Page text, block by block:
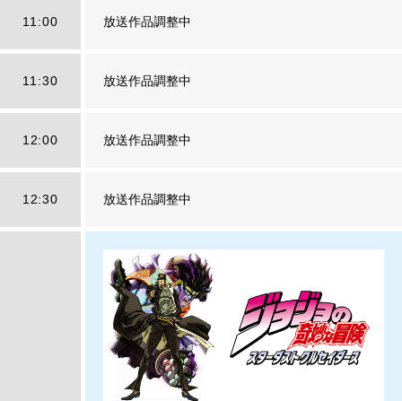
11:00 放送作品調整中
11:30 放送作品調整中
12:00 放送作品調整中
12:30 放送作品調整中